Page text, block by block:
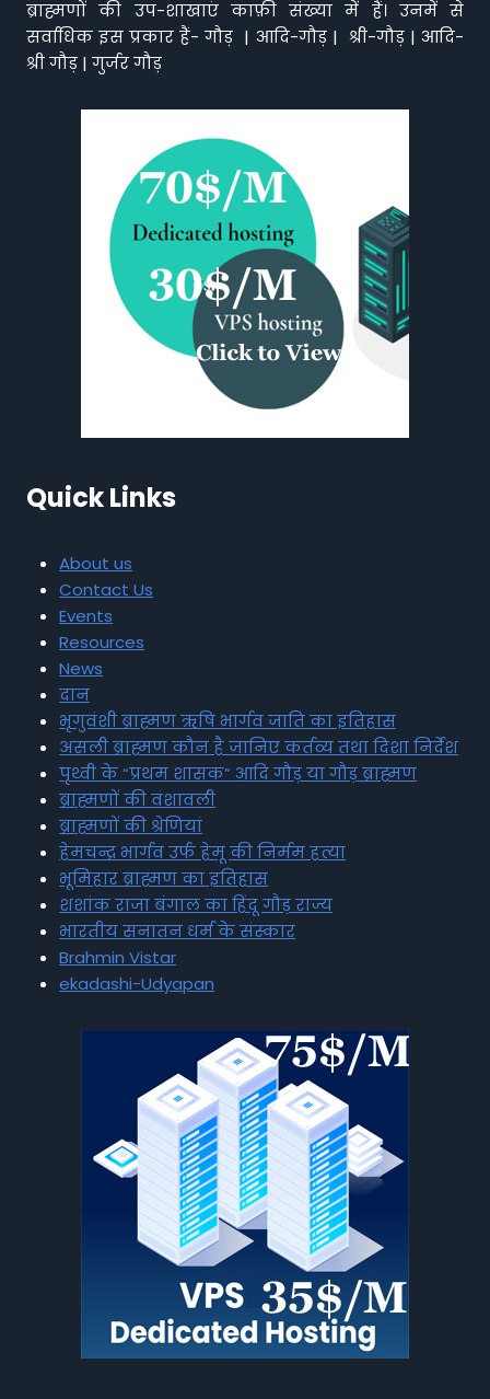
ब्राह्मणों की उप-शाखाएं काफ़ी संख्या में हैं। उनमें से
सर्वाधिक इस प्रकार हैं- गौड़ | आदि-गौड़ | श्री-गौड़ | आदि-
श्री गौड़ | गुर्जर गौड़
Quick Links
About us
Contact Us
Events
Resources
News
दान
भृगुवंशी ब्राह्मण ऋषि भार्गव जाति का इतिहास
असली ब्राह्मण कौन है जानिए कर्तव्य तथा दिशा निर्देश
पृथ्वी के “प्रथम शासक” आदि गौड़ या गौड़ ब्राह्मण
ब्राह्मणों की वंशावली
ब्राह्मणों की श्रेणियां
हेमचन्द्र भार्गव उर्फ हेमू की निर्मम हत्या
भूमिहार ब्राह्मण का इतिहास
शशांक राजा बंगाल का हिंदू गौड़ राज्य
भारतीय सनातन धर्म के संस्कार
Brahmin Vistar
ekadashi-Udyapan